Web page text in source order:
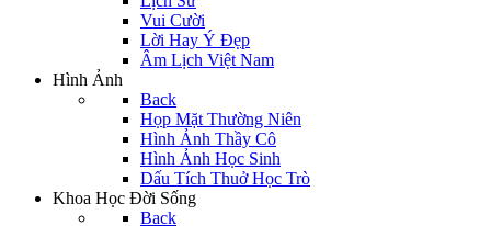
Vui Cười
Lời Hay Ý Đẹp
Âm Lịch Việt Nam
Hình Ảnh
Back
Họp Mặt Thường Niên
Hình Ảnh Thầy Cô
Hình Ảnh Học Sinh
Dấu Tích Thuở Học Trò
Khoa Học Đời Sống
Back